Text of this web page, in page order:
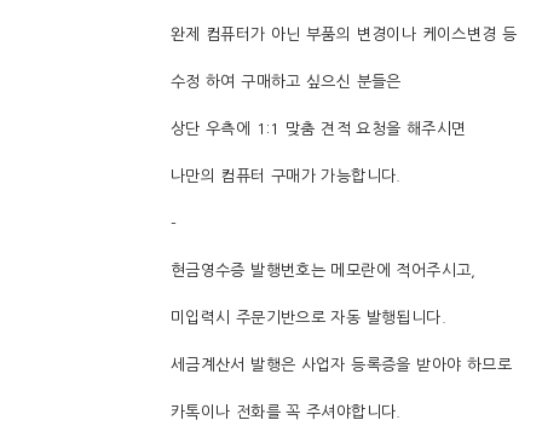
완제 컴퓨터가 아닌 부품의 변경이나 케이스변경 등
수정 하여 구매하고 싶으신 분들은
상단 우측에 1:1 맞춤 견적 요청을 해주시면
나만의 컴퓨터 구매가 가능합니다.
-
현금영수증 발행번호는 메모란에 적어주시고,
미입력시 주문기반으로 자동 발행됩니다.
세금계산서 발행은 사업자 등록증을 받아야 하므로
카톡이나 전화를 꼭 주셔야합니다.